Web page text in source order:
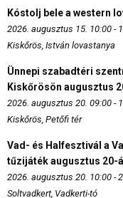
Kóstolj bele a western
2026. augusztus 15. 10:00 -
Kiskőrös, István lovastanya
Ünnepi szabadtéri
Kiskőrösön augusztus
2026. augusztus 20. 09:00 -
Kiskőrös, Petőfi tér
Vad- és Halfesztivál a
tűzijáték augusztus 20-
2026. augusztus 20. 10:00 -
Soltvadkert, Vadkerti-tó